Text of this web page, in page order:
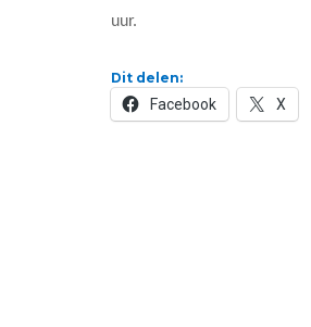
uur.
Dit delen:
Facebook X